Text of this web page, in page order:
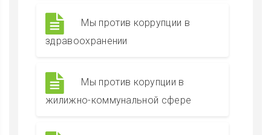
Мы против коррупции в
здравоохранении
Мы против корупции в
жилижно-коммунальной сфере